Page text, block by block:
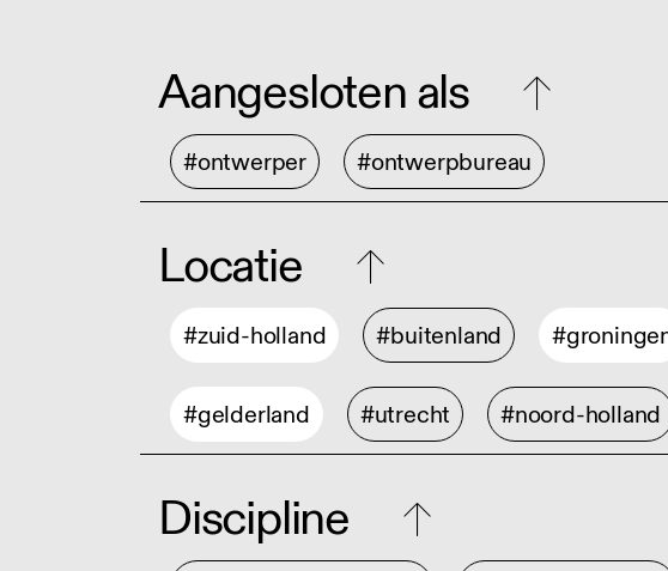
Aangesloten als
#ontwerper #ontwerpbureau
Locatie
#zuid-holland #buitenland
#gelderland #utrecht #noord-holland
Discipline